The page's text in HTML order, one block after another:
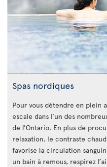
Spas nordiques
Pour vous détendre en plein
escale dans l’un des
de l’Ontario. En plus de
relaxation, le contraste
favorise la circulation
un bain à remous, respirez